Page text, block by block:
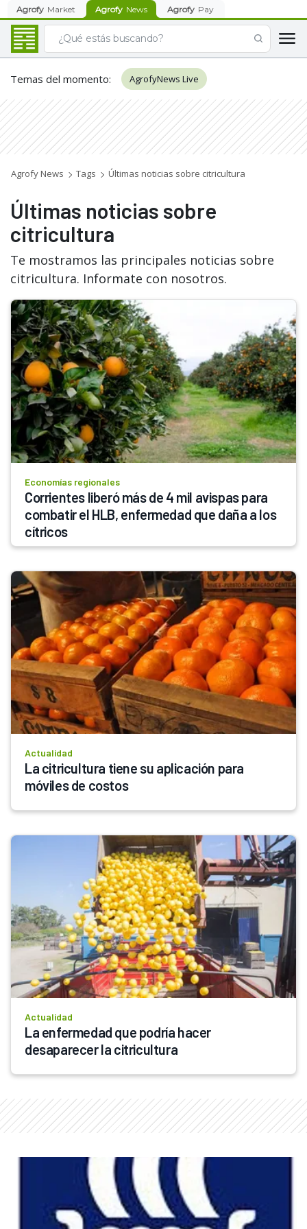
Agrofy Market Agrofy News Agrofy Pay
Temas del momento: AgrofyNews Live
Agrofy News Tags Últimas noticias sobre citricultura
Últimas noticias sobre
citricultura
Te mostramos las principales noticias sobre
citricultura. Informate con nosotros.
Economías regionales
Corrientes liberó más de 4 mil avispas para
combatir el HLB, enfermedad que daña a los
cítricos
Actualidad
La citricultura tiene su aplicación para
móviles de costos
Actualidad
La enfermedad que podría hacer